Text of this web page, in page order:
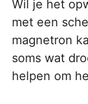
Wil je het
met een
magnetron
soms wat
helpen om